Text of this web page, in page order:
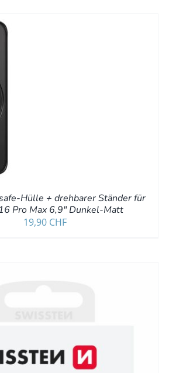
Hülle + drehbarer Ständer für
Pro Max 6,9″ Dunkel-Matt
19,90 CHF